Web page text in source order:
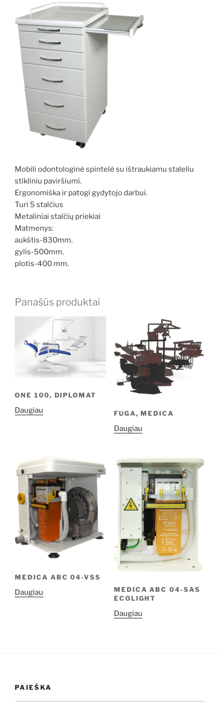
Mobili odontologinė spintelė su ištraukiamu staleliu
stikliniu paviršiumi.
Ergonomiška ir patogi gydytojo darbui.
Turi 5 stalčius
Metaliniai stalčių priekiai
Matmenys:
aukštis-830mm.
gylis-500mm.
plotis-400 mm.
Panašūs produktai
ONE 100, DIPLOMAT
Daugiau FUGA, MEDICA
Daugiau
MEDICA ABC 04-VSS
Daugiau
MEDICA ABC 04-SAS
ECOLIGHT
Daugiau
PAIEŠKA